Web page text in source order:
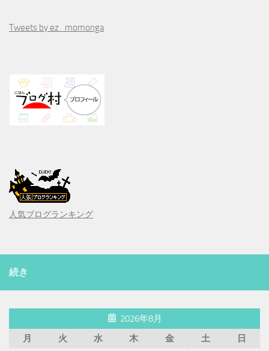
Tweets by ez_momonga
人気ブログランキング
続き
2026年8月
月
火 水 木 金 土
日